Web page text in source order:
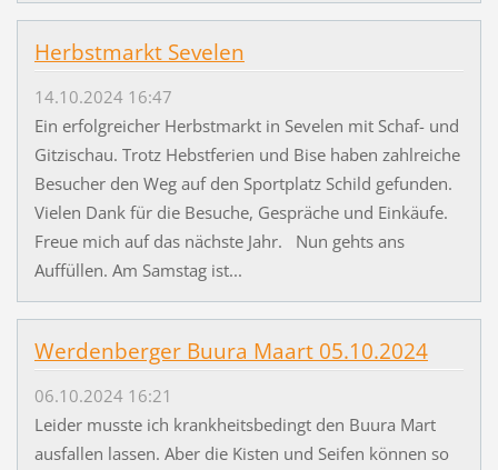
Herbstmarkt Sevelen
14.10.2024 16:47
Ein erfolgreicher Herbstmarkt in Sevelen mit Schaf- und
Gitzischau. Trotz Hebstferien und Bise haben zahlreiche
Besucher den Weg auf den Sportplatz Schild gefunden.
Vielen Dank für die Besuche, Gespräche und Einkäufe.
Freue mich auf das nächste Jahr. Nun gehts ans
Auffüllen. Am Samstag ist...
Werdenberger Buura Maart 05.10.2024
06.10.2024 16:21
Leider musste ich krankheitsbedingt den Buura Mart
ausfallen lassen. Aber die Kisten und Seifen können so